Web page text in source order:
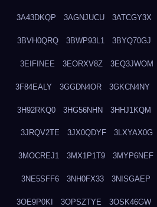
3A43DKQP 3AGNJUCU 3ATCGY3X
3BVH0QRQ 3BWP93L1 3BYQ70GJ
3EIFINEE 3EORXV8Z 3EQ3JWOM
3F84EALY 3GGDN4OR 3GKCN4NY
3H92RKQ0 3HG56NHN 3HHJ1KQM
3JRQV2TE 3JX0QDYF 3LXYAX0G
3MOCREJ1 3MX1P1T9 3MYP6NEF
3NE5SFF6 3NH0FX33 3NISGAEP
3OE9P0KI 3OPSZTYE 3OSK46GW